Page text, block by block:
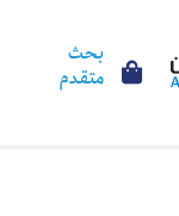
بحث
متقدم